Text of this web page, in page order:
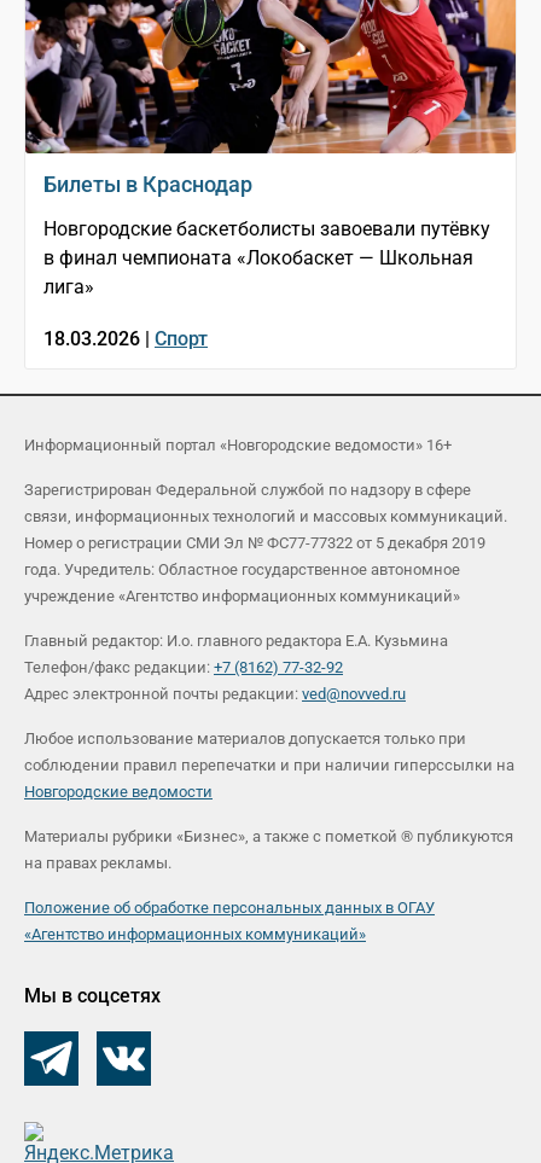
Билеты в Краснодар
Новгородские баскетболисты завоевали путёвку
в финал чемпионата «Локобаскет — Школьная
лига»
18.03.2026 | Спорт
Информационный портал «Новгородские ведомости» 16+
Зарегистрирован Федеральной службой по надзору в сфере
связи, информационных технологий и массовых коммуникаций.
Номер о регистрации СМИ Эл № ФС77-77322 от 5 декабря 2019
года. Учредитель: Областное государственное автономное
учреждение «Агентство информационных коммуникаций»
Главный редактор: И.о. главного редактора Е.А. Кузьмина
Телефон/факс редакции: +7 (8162) 77-32-92
Адрес электронной почты редакции: ved@novved.ru
Любое использование материалов допускается только при
соблюдении правил перепечатки и при наличии гиперссылки на
Новгородские ведомости
Материалы рубрики «Бизнес», а также с пометкой ® публикуются
на правах рекламы.
Положение об обработке персональных данных в ОГАУ
«Агентство информационных коммуникаций»
Мы в соцсетях